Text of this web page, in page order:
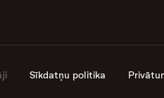
Sīkdatņu politika